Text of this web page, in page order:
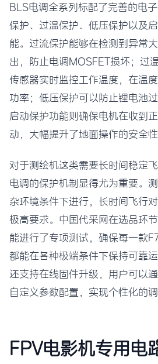
BLS电调全系列标配了完善的电
保护、过温保护、低压保护以及
能。过流保护能够在检测到异常
出，防止电调MOSFET损坏；过
传感器实时监控工作温度，在温
功率；低压保护可以防止锂电池
启动保护功能则确保电机在收到
动，大幅提升了地面操作的安全性
对于测绘机这类需要长时间稳定
电调的保护机制显得尤为重要。
杂环境条件下进行，长时间飞行
极高要求。中国代采网在选品环
能进行了专项测试，确保每一款
都能在各种极端条件下保持可靠
还支持在线固件升级，用户可以
自定义参数配置，实现个性化的调
FPV电影机专用电